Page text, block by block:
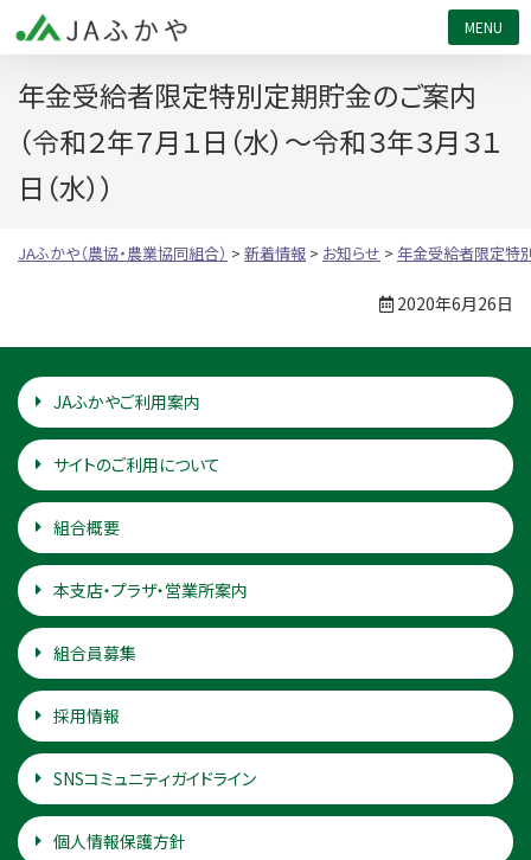
年金受給者限定特別定期貯金のご案内
（令和２年７月１日（水）～令和３年３月３１
日（水））
JAふかや（農協・農業協同組合） > 新着情報 > お知らせ > 年金受給者限定特別
2020年6月26日
JAふかやご利用案内
サイトのご利用について
組合概要
本支店・プラザ・営業所案内
組合員募集
採用情報
SNSコミュニティガイドライン
個人情報保護方針